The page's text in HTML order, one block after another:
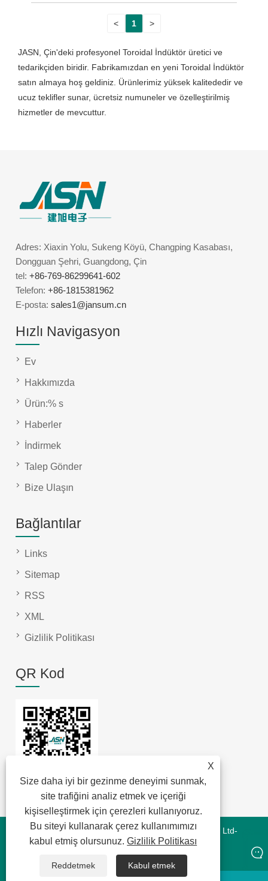
< 1 >
JASN, Çin'deki profesyonel Toroidal İndüktör üretici ve
tedarikçiden biridir. Fabrikamızdan en yeni Toroidal İndüktör
satın almaya hoş geldiniz. Ürünlerimiz yüksek kalitededir ve
ucuz teklifler sunar, ücretsiz numuneler ve özelleştirilmiş
hizmetler de mevcuttur.
X
Size daha iyi bir gezinme deneyimi sunmak,
site trafiğini analiz etmek ve içeriği
kişiselleştirmek için çerezleri kullanıyoruz.
Bu siteyi kullanarak çerez kullanımımızı
kabul etmiş olursunuz.Gizlilik Politikası
Reddetmek Kabul etmek
Adres: Xiaxin Yolu, Sukeng Köyü, Changping Kasabası,
Dongguan Şehri, Guangdong, Çin
tel:+86-769-86299641-602
Telefon:+86-1815381962
E-posta:sales1@jansum.cn
Hızlı Navigasyon
Ev
Hakkımızda
Ürün:% s
Haberler
İndirmek
Talep Gönder
Bize Ulaşın
Bağlantılar
Links
Sitemap
RSS
XML
Gizlilik Politikası
QR Kod
Telif Hakkı © 2022 Jansum Electronics Dongguan Co., Ltd-
Manyetik Modüller, Yeni Enerji Manyetikleri, Chip Lan
Manyetikleri - Tüm Hakları Saklıdır